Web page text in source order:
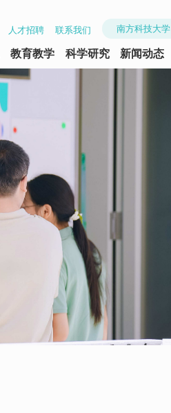
人才招聘 联系我们 南方科技大学
教育教学 科学研究 新闻动态